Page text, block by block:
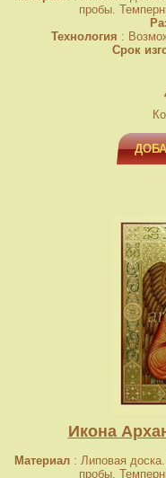
пробы.
Технология :
Срок
Икона
Материал : Липовая
пробы.